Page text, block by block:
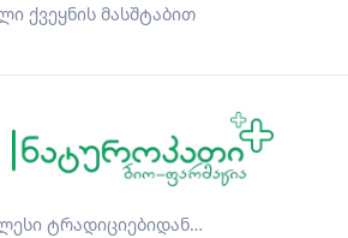
ქვეყნის მასშტაბით
ტრადიციებიდან…